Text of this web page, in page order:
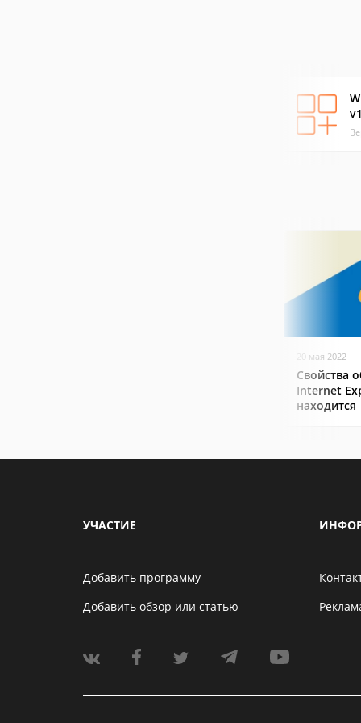
20 мая 2022
Свойства
Internet
находится
УЧАСТИЕ
Добавить программу
Добавить обзор или статью